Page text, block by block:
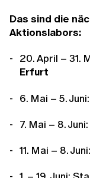
Das sind die
Aktionslabors:
20. April – 31.
Erfurt
6. Mai – 5. Juni:
7. Mai – 8.
11. Mai – 8.